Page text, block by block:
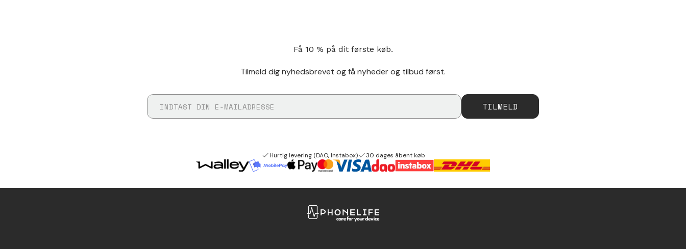
Få 10 % på dit første køb.
Tilmeld dig nyhedsbrevet og få nyheder og tilbud først.
TILMELD
Hurtig levering (DAO, Instabox) 30 dages åbent køb